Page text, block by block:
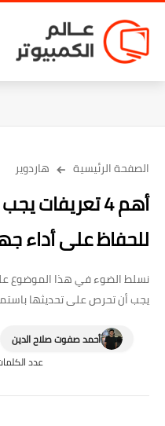
الصفحة الرئيسية هاردوير
أهم 4 تعريفات
للحفاظ على أداء
نسلط الضوء في هذا الموضوع
يجب أن تحرص على تحديثها
أحمد صفوت صلاح الدين
عدد